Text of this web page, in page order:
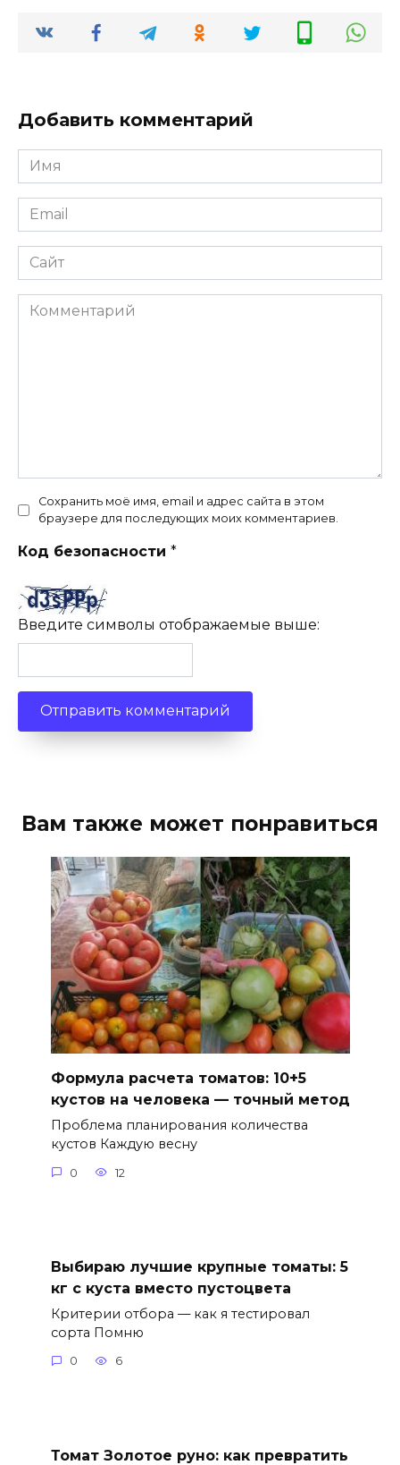
Добавить комментарий
Имя
*
Email
*
Сайт
Комментарий
Сохранить моё имя, email и адрес сайта в этом
браузере для последующих моих комментариев.
Код безопасности *
Введите символы отображаемые выше:
Вам также может понравиться
Формула расчета томатов: 10+5
кустов на человека — точный метод
Проблема планирования количества
кустов Каждую весну
0 12
Выбираю лучшие крупные томаты: 5
кг с куста вместо пустоцвета
Критерии отбора — как я тестировал
сорта Помню
0 6
Томат Золотое руно: как превратить